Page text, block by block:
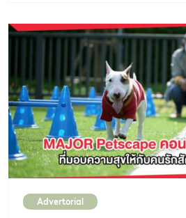
Humanization แค่คำว่า “เป็นมิตร
อยู่อาศัยจึงจำเป็นต้องพิจารณาคว
ร่วมกันได้ระหว่างผู้คนและสัตว์เลี้ยง
ของคุณพ่อคุณแม่สัตว์เลี้ยงจึงไม่ใช่แ
เลี้ยงสัตว์ได้อีกต่อไป แต่พวกเค้าต้อ
เป็นรูปธรรมให้ทุกจังหวะการใช้ชี
คล้องไปกับรูปแบบพฤติกรรมของสั
เลี้ยงก็ไม่ต่างจากมนุษย์ ที่มีความรู้สึ
เหมือนกับเรา คุณพ่อคุณแม่ที่มีสัตว์เลี้
ทั้งความรัก ความอบอุ่น และความเข้
สี่ขา’ สัตว์เลี้ยงที่ช่วยเยียวยาจิตใจแล
อยู่เสมอ ซึ่งความสุขทั้งหมดนี้เกิดขึ้นไ
ในเครือ MAJOR
Pets มีเรื่องราวความประทับใจ แล
ลูกบ้านในโครงการ เอ็ม จตุจักร (M
โดย บริษัท เมเจอร์ ดีเวลลอปเม้นท์
หลังนี้ มาให้คนรักสัตว์เลี้ยงได้ฟังกัน
Advertorial